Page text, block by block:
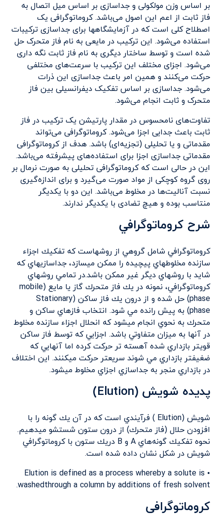
بر اساس وزن مولکولی و جداسازی بر اساس میل اتصال به
فاز ثابت از اعم این اصول می‌باشد. کروماتوگرافی یک
اصطلاح کلی است که در آزمایشگاهها برای جداسازی ترکیبات
استفاده می‌شود. این ترکیب در مایعی به نام فاز متحرک حل
شده است و توسط ساختار دیگری به نام فاز ثابت نگه داری
می‌شود. اجزای مختلف این ترکیب با سرعت‌های مختلفی
حرکت می‌کنند و همین امر باعث جداسازی این ذرات
می‌شود. جداسازی بر اساس تفکیک دیفرانسیلی بین فاز
متحرک و ثابت انجام می‌شود.
تفاوت‌های نامحسوس در مقدار پارتیشن یک ترکیب در فاز
ثابت باعث جدایی اجزا می‌شود. کروماتوگرافی می‌تواند
مقدماتی و یا تحلیلی (تجزیه‌ای) باشد. هدف از کروماتوگرافی
مقدماتی جداسازی اجزا برای استفاده‌های پیشرفته می‌باشد.
این در حالی است که کروماتوگرافی تحلیلی به صورت نرمال بر
روی گروه کوچکی از مواد صورت می‌گیرد و برای اندازه‌گیری
نسبت آنالیت‌ها در مخلوط می‌باشد. این دو با یکدیگر
منتاسب بوده و هیچ تضادی با یکدیگر ندارند.
شرح كروماتوگرافي
كروماتوگرافي شامل گروهي از روشهاست كه تفكيك اجزاء
سازنده مخلوطهاي پيچيده را ممكن ميسازد، جداسازيهاي كه
شايد با روشهاي ديگر غير ممكن باشد.در تمامي روشهاي
كروماتوگرافي، نمونه در يك فاز متحرك گاز يا مايع (mobile
phase) حل شده و از درون يك فاز ساكن (Stationary
phase) به پيش رانده مي شود. انتخاب فازهاي ساكن و
متحرك به نحوي انجام ميشود كه انحلال اجزاء سازنده مخلوط
در آنها به ميزان متفاوتي باشد. اجزايي كه توسط فاز ساكن
قويتر بازداري شده آهسته تر حركت كرده اما آنهايي كه
ضغيفتر بازداري مي شوند سريعتر حركت ميكنند. اين اختلاف
در بازداري منجر به جداسازي اجزاي مخلوط ميشود.
پدیده شویش (Elution)
شويش (Elution ) فرآيندي است كه در آن يك گونه را با
افزودن حلال (فاز متحرك) از درون ستون شستشو ميدهيم.
نحوه تفكيك گونه‌هاي A و B دريك ستون با كروماتوگرافي
شويش در شكل نشان داده شده است.
• Elution is defined as a process whereby a solute is
washedthrough a column by additions of fresh solvent.
کروماتوگرافی